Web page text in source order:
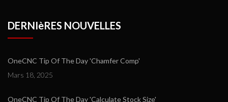
DERNIèRES NOUVELLES
OneCNC Tip Of The Day 'Chamfer Comp'
Mars 18, 2025
OneCNC Tip Of The Day 'Calculate Stock Size'